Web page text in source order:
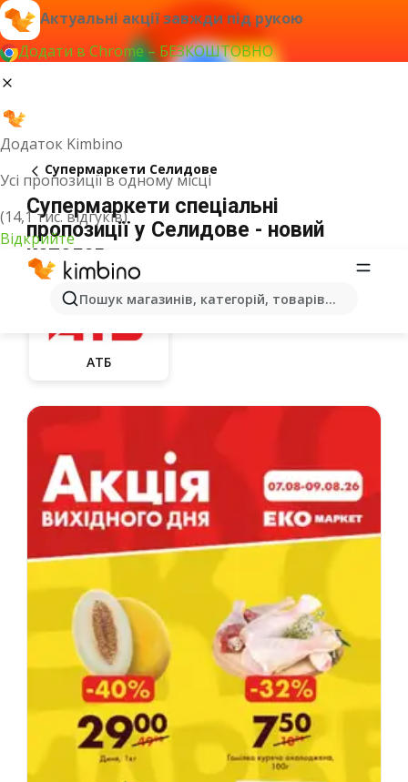
Актуальні акції завжди під рукою
Додати в Chrome – БЕЗКОШТОВНО
Додаток Kimbino
Усі пропозиції в одному місці
(14,1 тис. відгуків)
Відкрийте
Пошук магазинів, категорій, товарів...
Супермаркети Селидове
Супермаркети спеціальні
пропозиції у Селидове - новий
каталог
АТБ